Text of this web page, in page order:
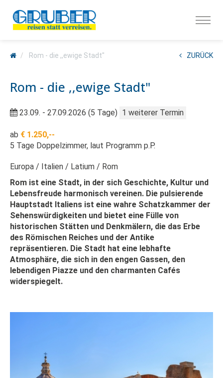
Rom - die ,,ewige Stadt" ZURÜCK
Rom - die ,,ewige Stadt"
23.09. - 27.09.2026 (5 Tage) 1 weiterer Termin
ab € 1.250,--
5 Tage Doppelzimmer, laut Programm p.P.
Europa Italien Latium
Rom
Rom ist eine Stadt, in der sich Geschichte, Kultur und
Lebensfreude harmonisch vereinen. Die pulsierende
Hauptstadt Italiens ist eine wahre Schatzkammer der
Sehenswürdigkeiten und bietet eine Fülle von
historischen Stätten und Denkmälern, die das Erbe
des Römischen Reiches und der Antike
repräsentieren. Die Stadt hat eine lebhafte
Atmosphäre, die sich in den engen Gassen, den
lebendigen Piazze und den charmanten Cafés
widerspiegelt.